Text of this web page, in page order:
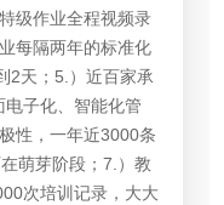
级作业全程视频录
每隔两年的标准化
2天；5.）近百家承
子化、智能化管
性，一年近3000条
萌芽阶段；7.）教
次培训记录，大大